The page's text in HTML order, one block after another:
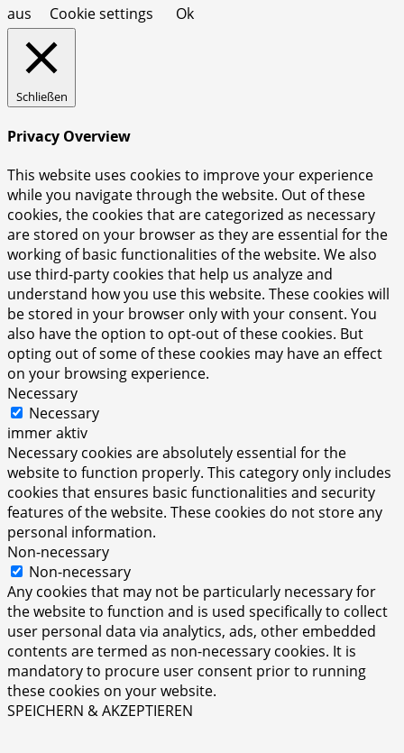
aus
Cookie settings Ok
Schließen
Privacy Overview
This website uses cookies to improve your experience
while you navigate through the website. Out of these
cookies, the cookies that are categorized as necessary
are stored on your browser as they are essential for the
working of basic functionalities of the website. We also
use third-party cookies that help us analyze and
understand how you use this website. These cookies will
be stored in your browser only with your consent. You
also have the option to opt-out of these cookies. But
opting out of some of these cookies may have an effect
on your browsing experience.
Necessary
Necessary
immer aktiv
Necessary cookies are absolutely essential for the
website to function properly. This category only includes
cookies that ensures basic functionalities and security
features of the website. These cookies do not store any
personal information.
Non-necessary
Non-necessary
Any cookies that may not be particularly necessary for
the website to function and is used specifically to collect
user personal data via analytics, ads, other embedded
contents are termed as non-necessary cookies. It is
mandatory to procure user consent prior to running
these cookies on your website.
SPEICHERN & AKZEPTIEREN